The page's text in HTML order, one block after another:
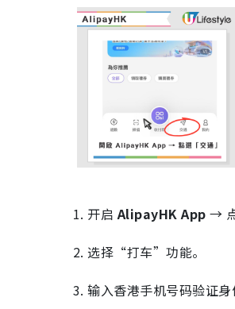
1. 开启AlipayHK App →
2. 选择“打车”功能。
3. 输入香港手机号码验证身